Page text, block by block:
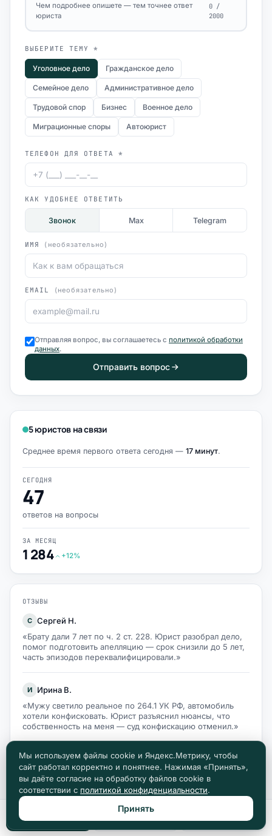
Чем подробнее опишете — тем точнее ответ
юриста
0 /
2000
ВЫБЕРИТЕ ТЕМУ *
Уголовное дело Гражданское дело
Семейное дело Административное дело
Трудовой спор Бизнес Военное дело
Миграционные споры Автоюрист
ТЕЛЕФОН ДЛЯ ОТВЕТА *
КАК УДОБНЕЕ ОТВЕТИТЬ
Звонок Max Telegram
ИМЯ (необязательно)
EMAIL (необязательно)
Отправляя вопрос, вы соглашаетесь с политикой обработки
данных.
Отправить вопрос
5 юристов на связи
Среднее время первого ответа сегодня — 17 минут.
СЕГОДНЯ
47
ответов на вопросы
ЗА МЕСЯЦ
1 284 +12%
ОТЗЫВЫ
С Сергей Н.
«Брату дали 7 лет по ч. 2 ст. 228. Юрист разобрал дело,
помог подготовить апелляцию — срок снизили до 5 лет,
часть эпизодов переквалифицировали.»
И
Ирина В.
«Мужу светило реальное по 264.1 УК РФ, автомобиль
хотели конфисковать. Юрист разъяснил нюансы, что
собственность на меня — суд конфискацию отменил.»
А
Алексей К.
«По грабежу (ч. 2 ст. 161) шёл на реальный срок. Юрист
указал на активное способствование расследованию как
смягчающее — кассация сняла 3 месяца.»
Мы используем файлы cookie и Яндекс.Метрику, чтобы
сайт работал корректно и понятнее. Нажимая «Принять»,
вы даёте согласие на обработку файлов cookie в
соответствии с политикой конфиденциальности.
Принять